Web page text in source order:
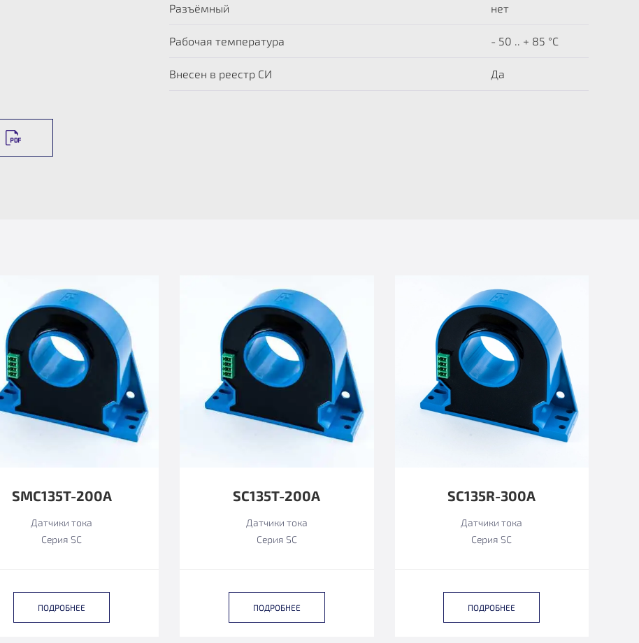
Разъёмный нет
Рабочая температура - 50 .. + 85 °C
Внесен в реестр СИ Да
SMC135T-200A
Датчики тока
Серия SC
ПОДРОБНЕЕ
SC135T-200A
Датчики тока
Серия SC
ПОДРОБНЕЕ
SC135R-300A
Датчики тока
Серия SC
ПОДРОБНЕЕ